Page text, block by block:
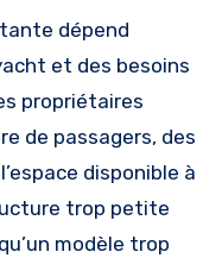
dépend
et des besoins
propriétaires
de passagers, des
disponible à
trop petite
modèle trop